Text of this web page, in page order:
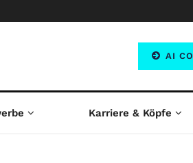
AI
Karriere & Köpfe